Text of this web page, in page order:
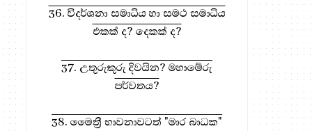
36. විදර්ශනා සමාධිය හා සමථ සමාධිය
එකක් ද? දෙකක් ද?
37. උතුරුකුරු දිවයින? මහාමේරු
පර්වතය?
38. මෛත්‍රී භාවනාවටත් "මාර බාධක"